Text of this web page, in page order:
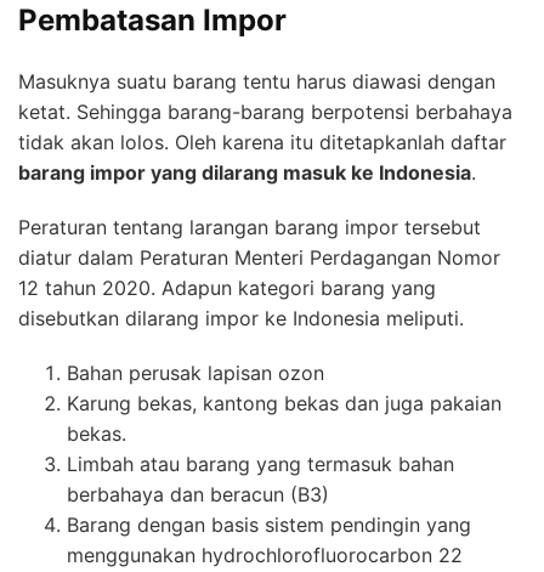
Pembatasan Impor
Masuknya suatu barang tentu harus diawasi dengan
ketat. Sehingga barang-barang berpotensi berbahaya
tidak akan lolos. Oleh karena itu ditetapkanlah daftar
barang impor yang dilarang masuk ke Indonesia.
Peraturan tentang larangan barang impor tersebut
diatur dalam Peraturan Menteri Perdagangan Nomor
12 tahun 2020. Adapun kategori barang yang
disebutkan dilarang impor ke Indonesia meliputi.
Bahan perusak lapisan ozon
Karung bekas, kantong bekas dan juga pakaian
bekas.
Limbah atau barang yang termasuk bahan
berbahaya dan beracun (B3)
Barang dengan basis sistem pendingin yang
menggunakan hydrochlorofluorocarbon 22